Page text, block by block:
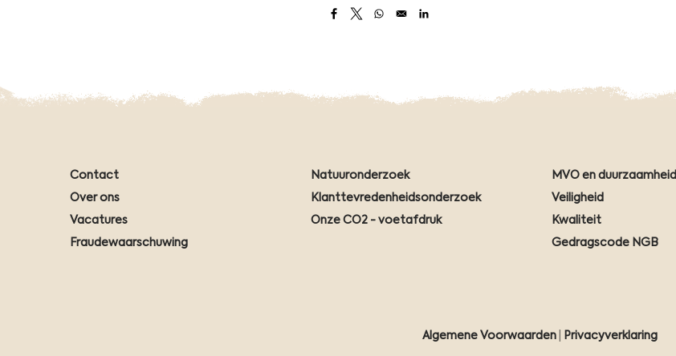
Opens in a new window
Opens in a new window
Opens in a new window
Opens in a new window
Contact
Over ons
Vacatures
Fraudewaarschuwing
Natuuronderzoek
Klanttevredenheidsonderzoek
Onze CO2 - voetafdruk
MVO en duurzaamheid
Veiligheid
Kwaliteit
Gedragscode NGB
Algemene Voorwaarden| Privacyverklaring